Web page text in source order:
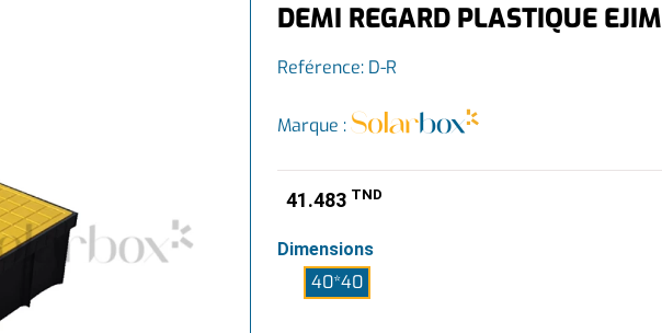
DEMI REGARD PLASTIQUE EJIM
Reférence: D-R
Marque :
41.483 TND
Dimensions
40*40